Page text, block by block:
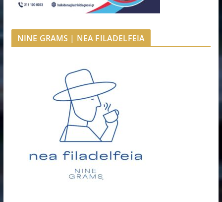
NINE GRAMS | NEA FILADELFEIA